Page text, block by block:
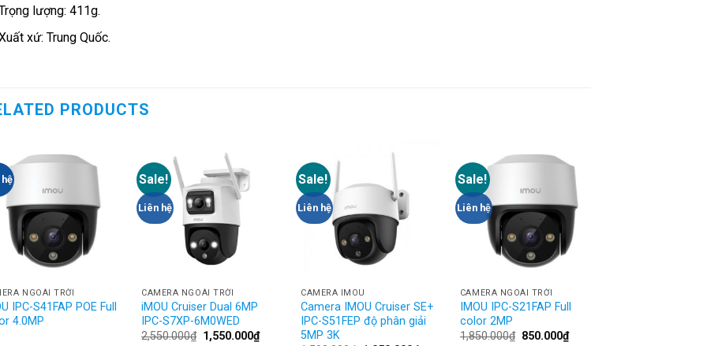
lượng: 411g.
xứ: Trung Quốc.
PRODUCTS
Add to
Wishlist
NGOÀI TRỜI
IPC-S41FAP POE Full
4.0MP
Sale!
Liên hệ
Add to
Wishlist
CAMERA NGOÀI TRỜI
iMOU Cruiser Dual 6MP
IPC-S7XP-6M0WED
2,550.000₫ 1,550.000₫
Sale!
Liên hệ
Wishlist
CAMERA IMOU
Camera IMOU Cruiser SE+
IPC-S51FEP độ phân giải
5MP 3K
Sale!
Liên hệ
Add to
Wishlist
CAMERA NGOÀI TRỜI
IMOU IPC-S21FAP Full
color 2MP
1,850.000₫ 850.000₫